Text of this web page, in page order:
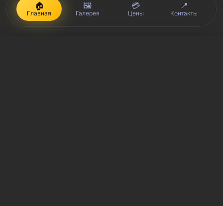
🏠
Главная
🖼️
Галерея
💳
Цены
📍
Контакты